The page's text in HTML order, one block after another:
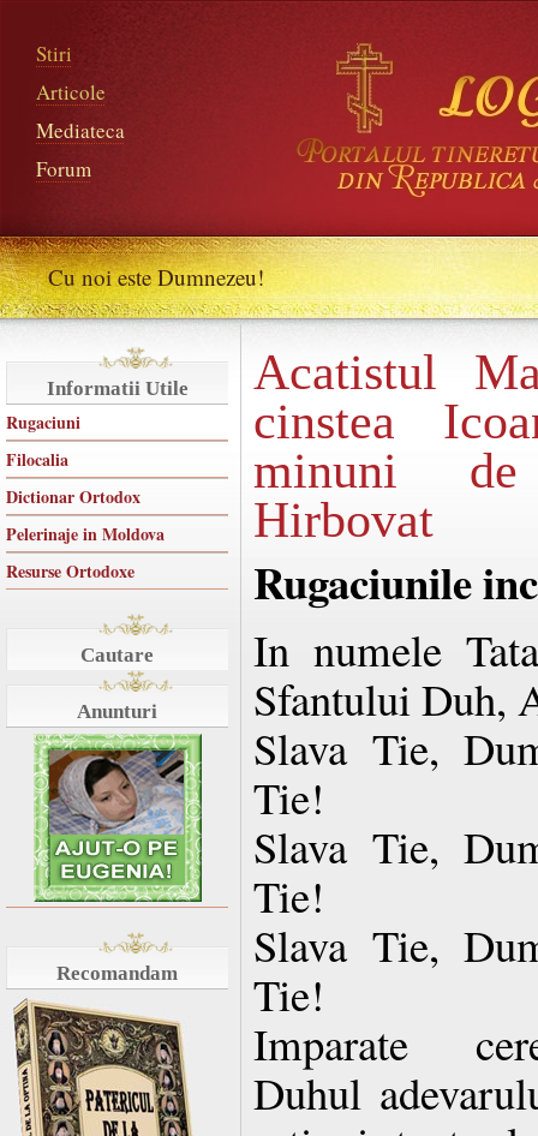
Stiri
Articole
Mediateca
Forum
Cu noi este Dumnezeu!
Informatii Utile
Rugaciuni
Filocalia
Dictionar Ortodox
Pelerinaje in Moldova
Resurse Ortodoxe
Cautare
Anunturi
Recomandam
Acatistul
cinstea
minuni
Hirbovat
Rugaciunile
In numele
Sfantului Duh,
Slava Tie,
Tie!
Slava Tie,
Tie!
Slava Tie,
Tie!
Imparate
Duhul